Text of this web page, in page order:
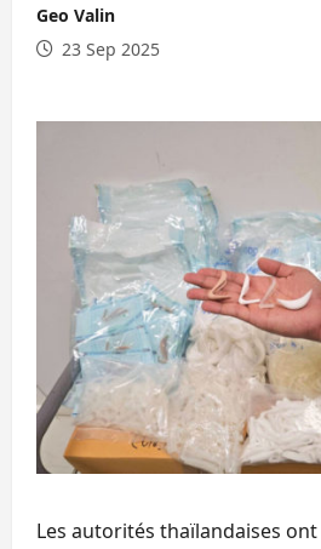
Geo Valin
23 Sep 2025
Les autorités thaïlandaises